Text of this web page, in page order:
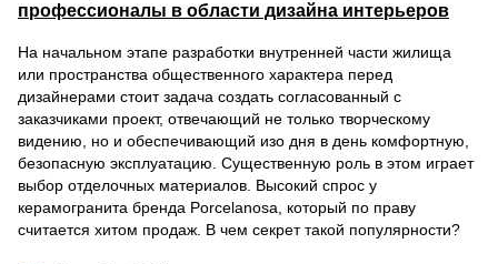
профессионалы в области дизайна интерьеров
На начальном этапе разработки внутренней части жилища
или пространства общественного характера перед
дизайнерами стоит задача создать согласованный с
заказчиками проект, отвечающий не только творческому
видению, но и обеспечивающий изо дня в день комфортную,
безопасную эксплуатацию. Существенную роль в этом играет
выбор отделочных материалов. Высокий спрос у
керамогранита бренда Porcelanosa, который по праву
считается хитом продаж. В чем секрет такой популярности?